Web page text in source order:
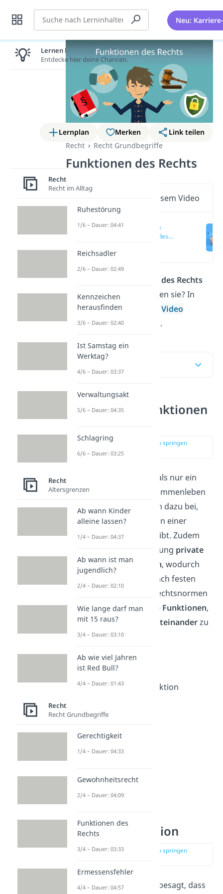
Suche Neu:
Lernplan Merken
Link teilen
Recht
Recht Grundbegriffe
Funktionen des Rechts
Wichtige Inhalte in diesem Video
Was sind die
Funktionen des
Was sind die
Funktionen des Rechts
und was für Ziele verfolgen sie? In
unserem Beitrag und imVideo
erfährst du alles darüber.
Was sind die Funktionen
des Rechts?
zur Stelle im Video springen
(00:16)
Das
ist weit mehr als nur ein
Satz Regeln, die das Zusammenleben
bestimmen. Es trägt auch dazu bei,
dass derinnere Frieden
in einer
Gesellschaft gewahrt bleibt. Zudem
verbietet die Rechtsordnung private
Vergeltungsmaßnahmen, wodurch
Konflikte friedlich und nach festen
Regeln gelöst werden. Rechtsnormen
erfüllenvier wesentliche Funktionen,
um einharmonisches Miteinanderzu
ermöglichen:
Erziehungsfunktion
Ordnungsfunktion
Rechtssicherheitsfunktion
Erziehungsfunktion
zur Stelle im Video springen
DieErziehungsfunktion
besagt, dass
Lernen lohnt sich!
Entdecke hier deine Chancen.
Recht
Recht im Alltag
Ruhestörung
1/6 – Dauer: 04:41
Reichsadler
2/6 – Dauer: 02:49
Kennzeichen
herausfinden
3/6 – Dauer: 02:40
Ist Samstag ein
Werktag?
4/6 – Dauer: 03:37
Verwaltungsakt
5/6 – Dauer: 04:35
Schlagring
6/6 – Dauer: 03:25
Recht
Altersgrenzen
Ab wann Kinder
alleine lassen?
1/4 – Dauer: 04:37
Ab wann ist man
jugendlich?
2/4 – Dauer: 02:10
Wie lange darf man
mit 15 raus?
3/4 – Dauer: 03:10
Ab wie viel Jahren
ist Red Bull?
4/4 – Dauer: 01:43
Recht
Recht Grundbegriffe
Gerechtigkeit
1/4 – Dauer: 04:33
Gewohnheitsrecht
2/4 – Dauer: 04:09
Funktionen des
Rechts
3/4 – Dauer: 03:33
Ermessensfehler
4/4 – Dauer: 04:57